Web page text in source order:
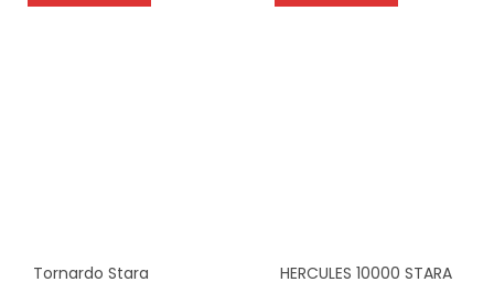
Tornardo Stara HERCULES 10000 STARA